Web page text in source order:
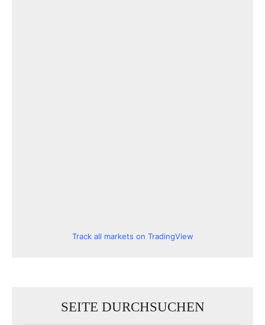
Track all markets on TradingView
SEITE DURCHSUCHEN